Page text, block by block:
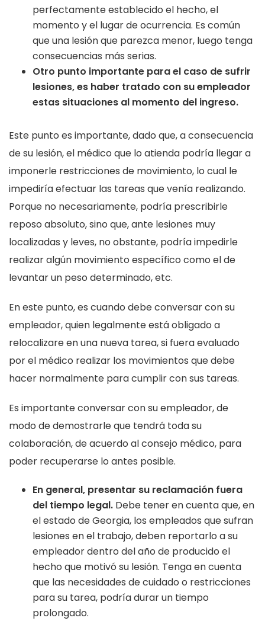
perfectamente establecido el hecho, el
momento y el lugar de ocurrencia. Es común
que una lesión que parezca menor, luego tenga
consecuencias más serias.
Otro punto importante para el caso de sufrir
lesiones, es haber tratado con su empleador
estas situaciones al momento del ingreso.
Este punto es importante, dado que, a consecuencia
de su lesión, el médico que lo atienda podría llegar a
imponerle restricciones de movimiento, lo cual le
impediría efectuar las tareas que venía realizando.
Porque no necesariamente, podría prescribirle
reposo absoluto, sino que, ante lesiones muy
localizadas y leves, no obstante, podría impedirle
realizar algún movimiento específico como el de
levantar un peso determinado, etc.
En este punto, es cuando debe conversar con su
empleador, quien legalmente está obligado a
relocalizare en una nueva tarea, si fuera evaluado
por el médico realizar los movimientos que debe
hacer normalmente para cumplir con sus tareas.
Es importante conversar con su empleador, de
modo de demostrarle que tendrá toda su
colaboración, de acuerdo al consejo médico, para
poder recuperarse lo antes posible.
En general, presentar su reclamación fuera
del tiempo legal. Debe tener en cuenta que, en
el estado de Georgia, los empleados que sufran
lesiones en el trabajo, deben reportarlo a su
empleador dentro del año de producido el
hecho que motivó su lesión. Tenga en cuenta
que las necesidades de cuidado o restricciones
para su tarea, podría durar un tiempo
prolongado.